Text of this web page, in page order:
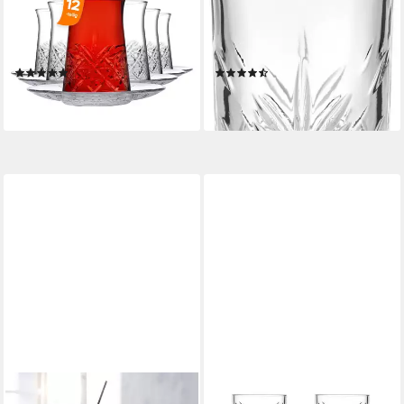
Teegläser-Set, 12-tlg., Glas,
12-tlg. Set, 170 ml, ideal für
türkischen Tee
(7)
26,47 €
lieferbar - in 5-6 Werktagen bei dir
Timeless, 29,5 cl, 4 Stück, 4-
tlg., Glas, Strukturglas,
spülmaschinengeeignet
(2)
ab 16,38 €
lieferbar - in 2-3 Werktagen bei dir
PASABAHCE